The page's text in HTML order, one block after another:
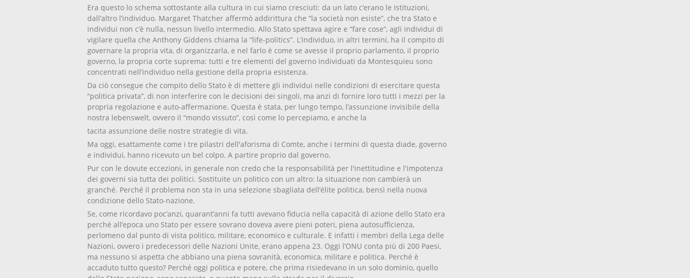
Era questo lo schema sottostante alla cultura in cui siamo cresciuti: da un lato c’erano le Istituzioni,
dall’altro l’individuo. Margaret Thatcher affermò addirittura che “la società non esiste”, che tra Stato e
individui non c’è nulla, nessun livello intermedio. Allo Stato spettava agire e “fare cose”, agli individui di
vigilare quella che Anthony Giddens chiama la “life-politics”. L’individuo, in altri termini, ha il compito di
governare la propria vita, di organizzarla, e nel farlo è come se avesse il proprio parlamento, il proprio
governo, la propria corte suprema: tutti e tre elementi del governo individuati da Montesquieu sono
concentrati nell’individuo nella gestione della propria esistenza.
Da ciò consegue che compito dello Stato è di mettere gli individui nelle condizioni di esercitare questa
“politica privata”, di non interferire con le decisioni dei singoli, ma anzi di fornire loro tutti i mezzi per la
propria regolazione e auto-affermazione. Questa è stata, per lungo tempo, l’assunzione invisibile della
nostra lebenswelt, ovvero il “mondo vissuto”, così come lo percepiamo, e anche la
tacita assunzione delle nostre strategie di vita.
Ma oggi, esattamente come i tre pilastri dell'aforisma di Comte, anche i termini di questa diade, governo
e individui, hanno ricevuto un bel colpo. A partire proprio dal governo.
Pur con le dovute eccezioni, in generale non credo che la responsabilità per l'inettitudine e l'impotenza
dei governi sia tutta dei politici. Sostituite un politico con un altro: la situazione non cambierà un
granché. Perché il problema non sta in una selezione sbagliata dell’élite politica, bensì nella nuova
condizione dello Stato-nazione.
Se, come ricordavo poc’anzi, quarant’anni fa tutti avevano fiducia nella capacità di azione dello Stato era
perché all’epoca uno Stato per essere sovrano doveva avere pieni poteri, piena autosufficienza,
perlomeno dal punto di vista politico, militare, economico e culturale. E infatti i membri della Lega delle
Nazioni, ovvero i predecessori delle Nazioni Unite, erano appena 23. Oggi l’ONU conta più di 200 Paesi,
ma nessuno si aspetta che abbiano una piena sovranità, economica, militare e politica. Perché è
accaduto tutto questo? Perché oggi politica e potere, che prima risiedevano in un solo dominio, quello